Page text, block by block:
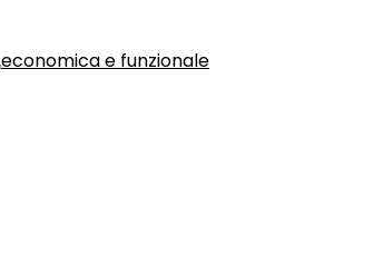
economica e funzionale